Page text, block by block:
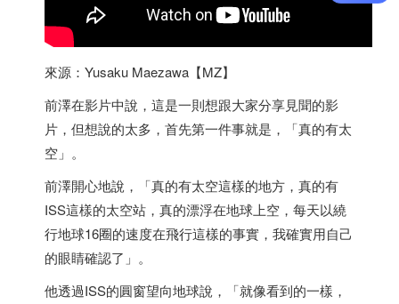
來源：Yusaku Maezawa【MZ】
前澤在影片中說，這是一則想跟大家分享見聞的影
片，但想說的太多，首先第一件事就是，「真的有太
空」。
前澤開心地說，「真的有太空這樣的地方，真的有
ISS這樣的太空站，真的漂浮在地球上空，每天以繞
行地球16圈的速度在飛行這樣的事實，我確實用自己
的眼睛確認了」。
他透過ISS的圓窗望向地球說，「就像看到的一樣，